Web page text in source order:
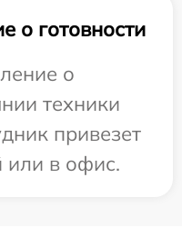
о готовности
о
техники
привезет
или в офис.